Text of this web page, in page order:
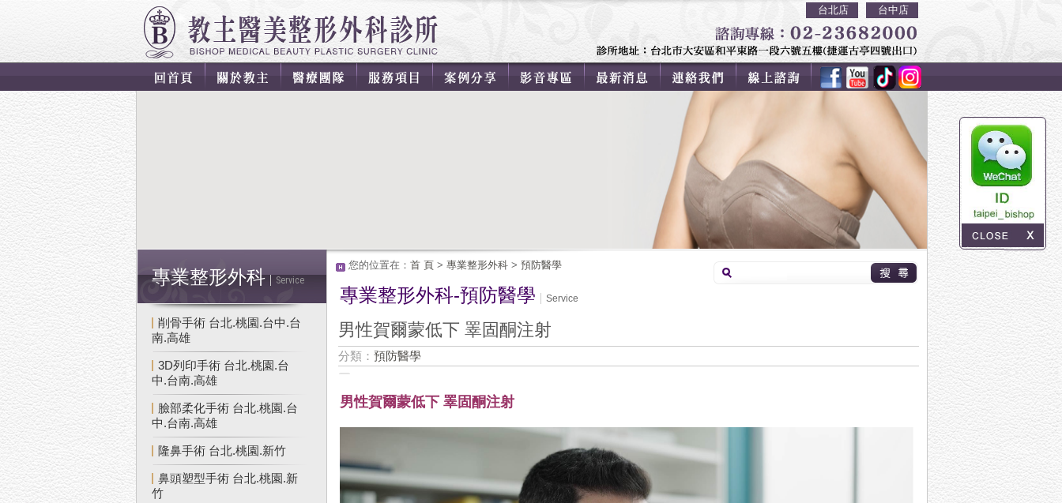
台北店 台中店
專業整形外科 Service
削骨手術 台北.桃園.台中.台
南.高雄
3D列印手術 台北.桃園.台
中.台南.高雄
臉部柔化手術 台北.桃園.台
中.台南.高雄
隆鼻手術 台北.桃園.新竹
鼻頭塑型手術 台北.桃園.新
竹
您的位置在： 首 頁 > 專業整形外科 > 預防醫學
專業整形外科-預防醫學 Service
男性賀爾蒙低下 睪固酮注射
分類： 預防醫學
男性賀爾蒙低下 睪固酮注射